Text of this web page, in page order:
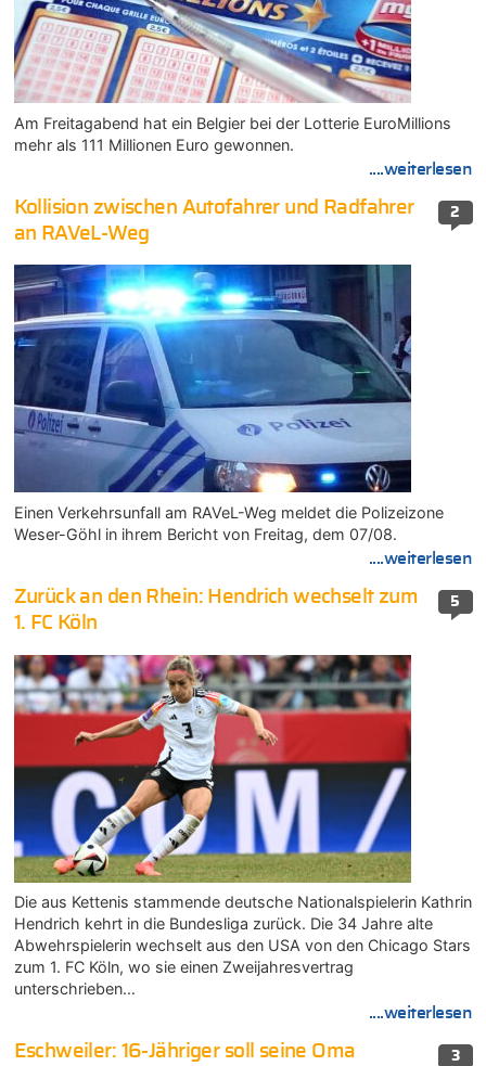
Am Freitagabend hat ein Belgier bei der Lotterie EuroMillions
mehr als 111 Millionen Euro gewonnen.
....weiterlesen
2
Kollision zwischen Autofahrer und Radfahrer
an RAVeL-Weg
Einen Verkehrsunfall am RAVeL-Weg meldet die Polizeizone
Weser-Göhl in ihrem Bericht von Freitag, dem 07/08.
....weiterlesen
5
Zurück an den Rhein: Hendrich wechselt zum
1. FC Köln
Die aus Kettenis stammende deutsche Nationalspielerin Kathrin
Hendrich kehrt in die Bundesliga zurück. Die 34 Jahre alte
Abwehrspielerin wechselt aus den USA von den Chicago Stars
zum 1. FC Köln, wo sie einen Zweijahresvertrag
unterschrieben…
....weiterlesen
3
Eschweiler: 16-Jähriger soll seine Oma